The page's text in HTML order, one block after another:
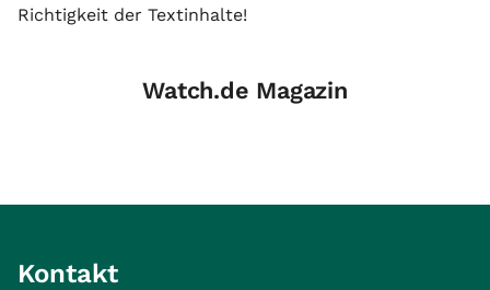
Richtigkeit der Textinhalte!
Watch.de Magazin
Kontakt